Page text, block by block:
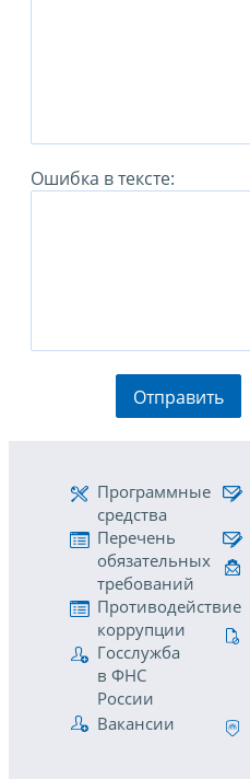
Ошибка в тексте:
Отправить
Программные
средства
Перечень
обязательных
требований
Противодействие
коррупции
Госслужба
в ФНС
России
Вакансии